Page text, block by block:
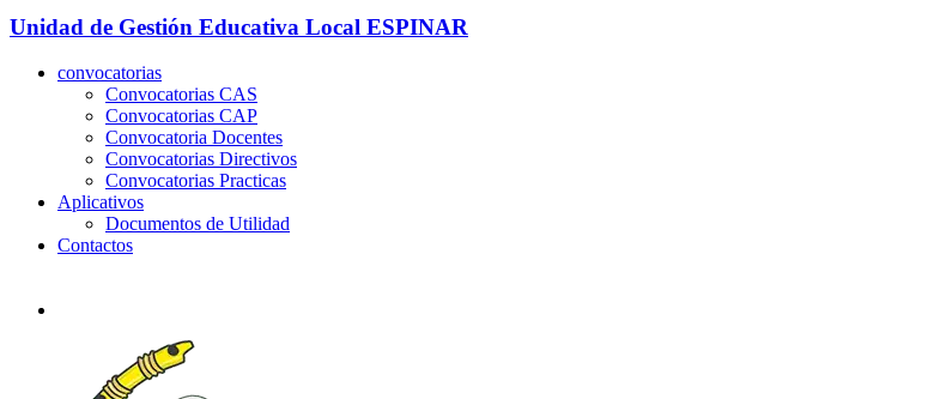
Unidad de Gestión Educativa Local ESPINAR
convocatorias
Convocatorias CAS
Convocatorias CAP
Convocatoria Docentes
Convocatorias Directivos
Convocatorias Practicas
Aplicativos
Documentos de Utilidad
Contactos